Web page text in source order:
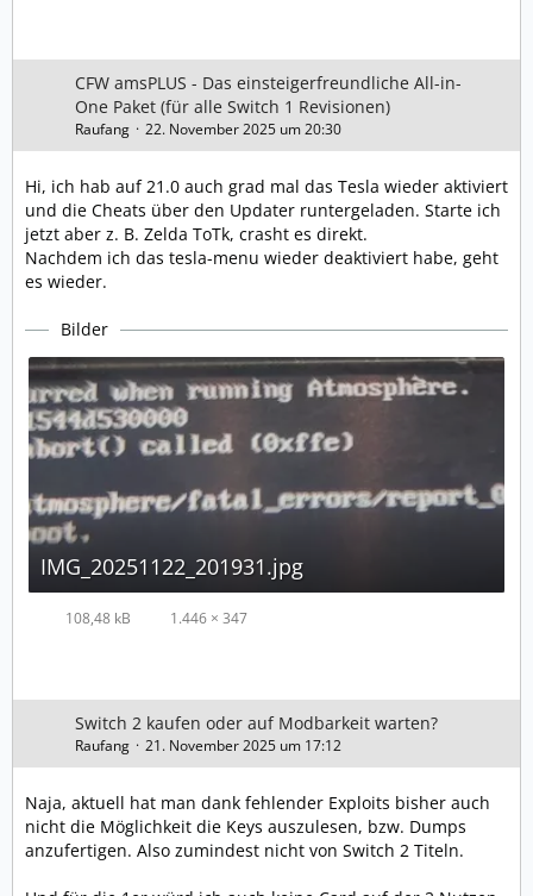
CFW amsPLUS - Das einsteigerfreundliche All-in-
One Paket (für alle Switch 1 Revisionen)
Raufang 22. November 2025 um 20:30
Hi, ich hab auf 21.0 auch grad mal das Tesla wieder aktiviert
und die Cheats über den Updater runtergeladen. Starte ich
jetzt aber z. B. Zelda ToTk, crasht es direkt.
Nachdem ich das tesla-menu wieder deaktiviert habe, geht
es wieder.
Bilder
IMG_20251122_201931.jpg
108,48 kB 1.446 × 347
Switch 2 kaufen oder auf Modbarkeit warten?
Raufang 21. November 2025 um 17:12
Naja, aktuell hat man dank fehlender Exploits bisher auch
nicht die Möglichkeit die Keys auszulesen, bzw. Dumps
anzufertigen. Also zumindest nicht von Switch 2 Titeln.